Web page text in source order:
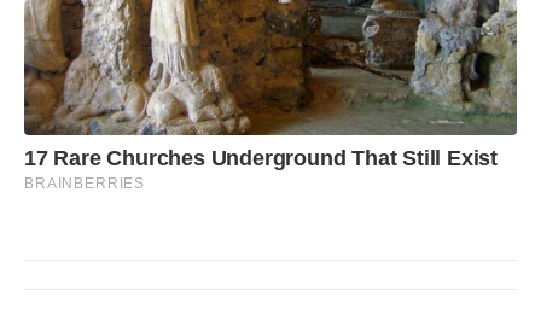
17 Rare Churches Underground That Still Exist
BRAINBERRIES